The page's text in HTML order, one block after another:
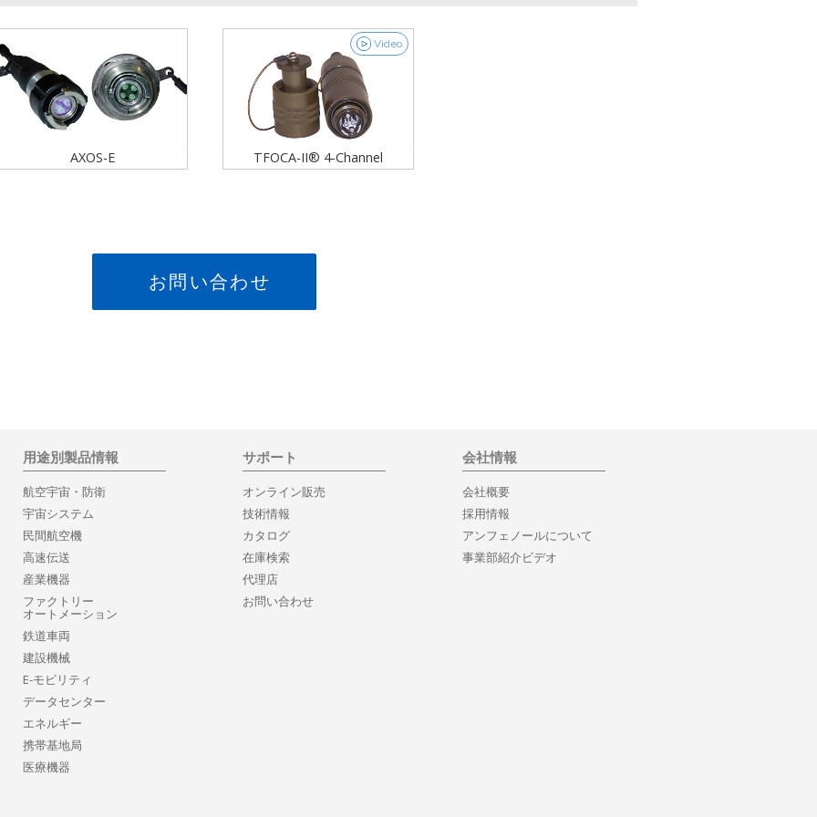
AXOS-E
Video
TFOCA-II® 4-Channel
お問い合わせ
用途別製品情報
航空宇宙・防衛
宇宙システム
民間航空機
高速伝送
産業機器
ファクトリー
オートメーション
鉄道車両
建設機械
E-モビリティ
データセンター
エネルギー
携帯基地局
医療機器
サポート
オンライン販売
技術情報
カタログ
在庫検索
代理店
お問い合わせ
会社情報
会社概要
採用情報
アンフェノールについて
事業部紹介ビデオ